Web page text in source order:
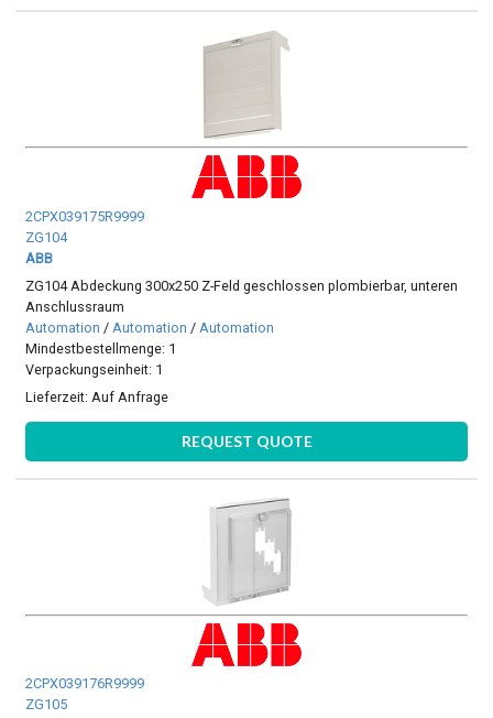
2CPX039175R9999
ZG104
ABB
ZG104 Abdeckung 300x250 Z-Feld geschlossen plombierbar, unteren
Anschlussraum
Automation / Automation / Automation
Mindestbestellmenge: 1
Verpackungseinheit: 1
Lieferzeit:Auf Anfrage
REQUEST QUOTE
2CPX039176R9999
ZG105